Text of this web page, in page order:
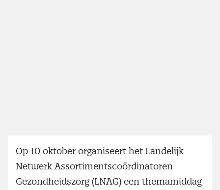
Op 10 oktober organiseert het Landelijk
Netwerk Assortimentscoördinatoren
Gezondheidszorg (LNAG) een themamiddag